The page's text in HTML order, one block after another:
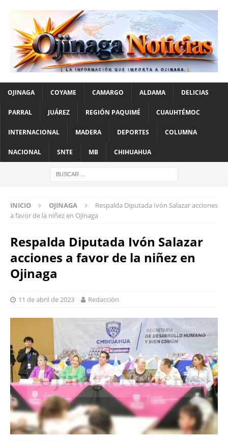
OJINAGA COYAME CAMARGO ALDAMA DELICIAS
PARRAL JUÁREZ REGIÓN PAQUIMÉ CUAUHTÉMOC
INTERNACIONAL MADERA DEPORTES COLUMNA
NACIONAL SNTE MB CHIHUAHUA
INICIO OJINAGA
Respalda Diputada Ivón Salazar acciones
a favor de la niñez en Ojinaga
Respalda Diputada Ivón Salazar
acciones a favor de la niñez en
Ojinaga
11 de abril de 2023 Redacción